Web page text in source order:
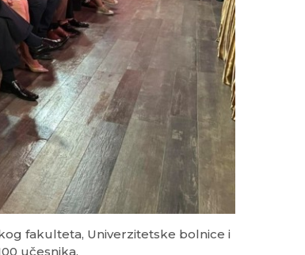
fakulteta, Univerzitetske bolnice i
učesnika.